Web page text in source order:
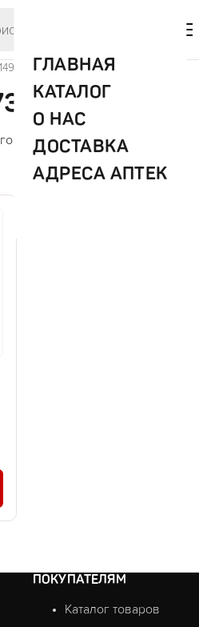
ГЛАВНАЯ
КАТАЛОГ
О НАС
ДОСТАВКА
АДРЕСА АПТЕК
товара
ПОКУПАТЕЛЯМ
Каталог товаров